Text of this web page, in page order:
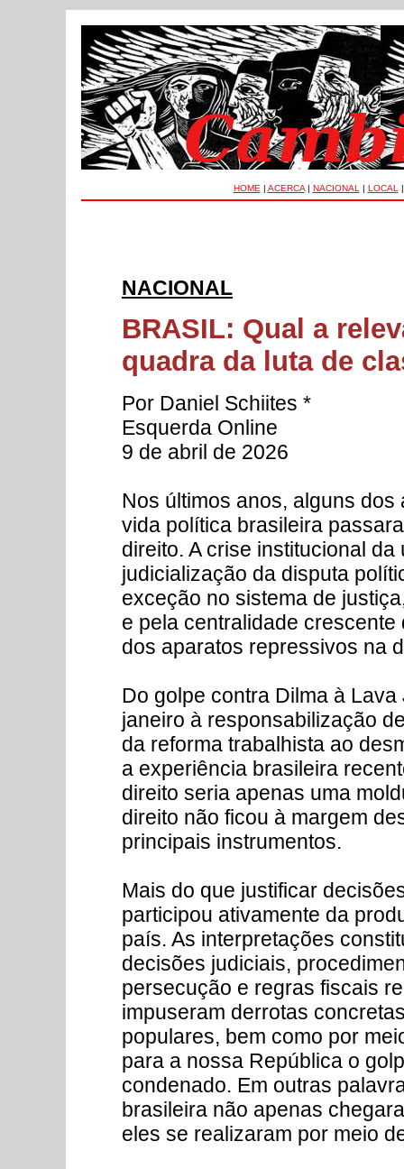
HOME | ACERCA| NACIONAL | LOCAL
NACIONAL
BRASIL: Qual a
quadra da luta de
Por Daniel Schiites *
Esquerda Online
9 de abril de 2026
Nos últimos anos, alguns
vida política brasileira
direito. A crise institucional
judicialização da disputa
exceção no sistema de
e pela centralidade
dos aparatos repressivos na
Do golpe contra Dilma à
janeiro à responsabilização
da reforma trabalhista ao
a experiência brasileira
direito seria apenas uma
direito não ficou à margem
principais instrumentos.
Mais do que justificar
participou ativamente da
país. As interpretações
decisões judiciais,
persecução e regras fiscais
impuseram derrotas
populares, bem como por
para a nossa República o
condenado. Em outras
brasileira não apenas
eles se realizaram por meio